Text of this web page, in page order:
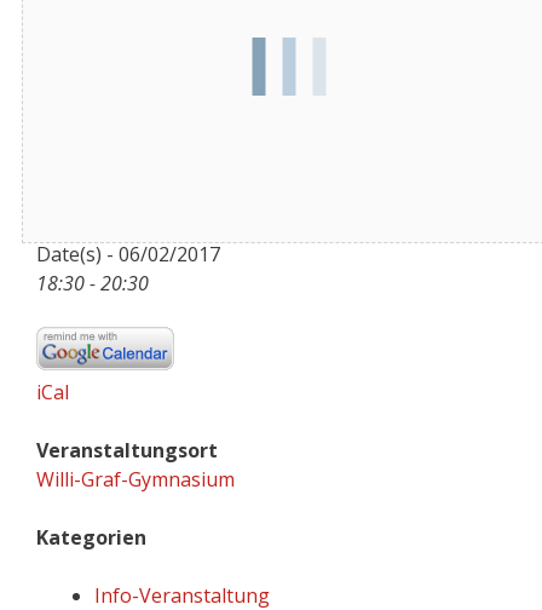
Date(s) - 06/02/2017
18:30 - 20:30
iCal
Veranstaltungsort
Willi-Graf-Gymnasium
Kategorien
Info-Veranstaltung